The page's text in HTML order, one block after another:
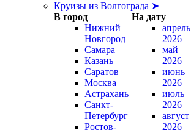
Круизы из Волгограда ➤
В город
На дату
Нижний
Новгород
Самара
Казань
Саратов
Москва
Астрахань
Санкт-
Петербург
Ростов-
апрель
2026
май
2026
июнь
2026
июль
2026
август
2026